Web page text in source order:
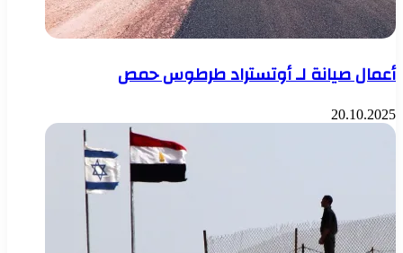
أعمال صيانة لـ أوتستراد طرطوس حمص
20.10.2025